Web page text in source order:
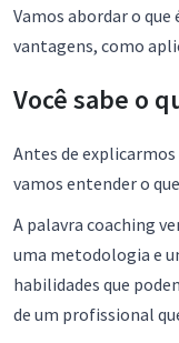
Vamos abordar o que
vantagens, como
Você sabe o
Antes de
vamos entender o
A palavra coaching
uma metodologia e
habilidades que
de um profissional